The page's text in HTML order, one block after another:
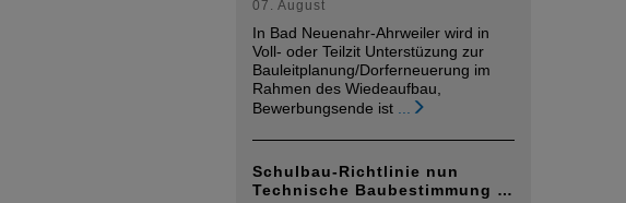
07. August
In Bad Neuenahr-Ahrweiler wird in
Voll- oder Teilzit Unterstüzung zur
Bauleitplanung/Dorferneuerung im
Rahmen des Wiedeaufbau,
Bewerbungsende ist
Schulbau-Richtlinie nun
Technische Baubestimmung …